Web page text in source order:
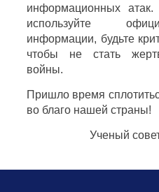
информационных
используйте
информации, будьте
чтобы не стать
войны.
Пришло время
во благо нашей страны!
Ученый